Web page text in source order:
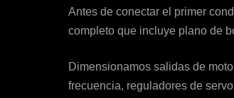
Antes de conectar el primer
completo que incluye plano de
Dimensionamos salidas de
frecuencia, reguladores de